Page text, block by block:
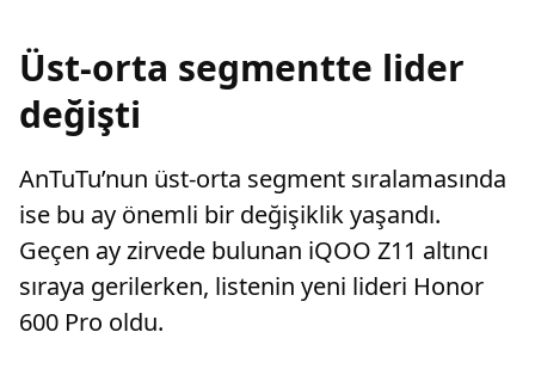
Üst-orta segmentte lider
değişti
AnTuTu’nun üst-orta segment sıralamasında
ise bu ay önemli bir değişiklik yaşandı.
Geçen ay zirvede bulunan iQOO Z11 altıncı
sıraya gerilerken, listenin yeni lideri Honor
600 Pro oldu.